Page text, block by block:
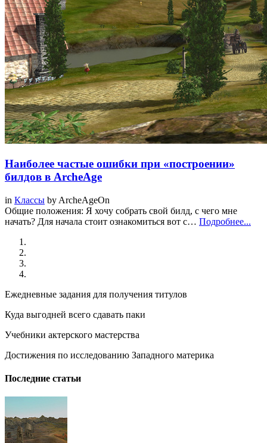
Наиболее частые ошибки при «построении»
билдов в ArcheAge
in Классы by ArcheAgeOn
Общие положения: Я хочу собрать свой билд, с чего мне
начать? Для начала стоит ознакомиться вот с… Подробнее...
Ежедневные задания для получения титулов
Куда выгодней всего сдавать паки
Учебники актерского мастерства
Достижения по исследованию Западного материка
Последние статьи